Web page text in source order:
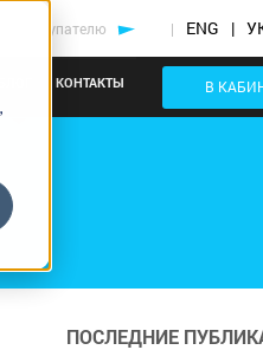
покупателю | ENG
КОНТАКТЫ В
ПОСЛЕДНИЕ